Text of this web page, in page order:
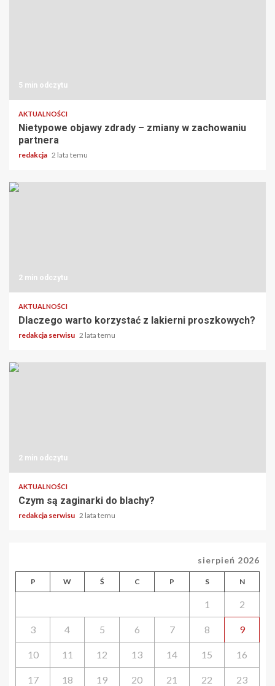
5 min odczytu
AKTUALNOŚCI
Nietypowe objawy zdrady – zmiany w zachowaniu
partnera
redakcja 2 lata temu
2 min odczytu
AKTUALNOŚCI
Dlaczego warto korzystać z lakierni proszkowych?
redakcja serwisu 2 lata temu
2 min odczytu
AKTUALNOŚCI
Czym są zaginarki do blachy?
redakcja serwisu 2 lata temu
sierpień 2026
P W Ś C P S N
1 2
3 4 5 6 7 8 9
10 11 12 13 14 15 16
17 18 19 20 21 22 23